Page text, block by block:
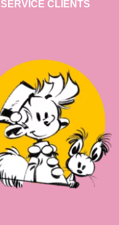
SERVICE CLIENTS